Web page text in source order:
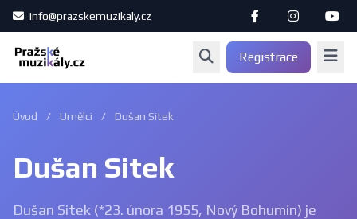
info@prazskemuzikaly.cz
Registrace
Úvod / Umělci / Dušan Sitek
Dušan Sitek
Dušan Sitek (*23. února 1955, Nový Bohumín) je